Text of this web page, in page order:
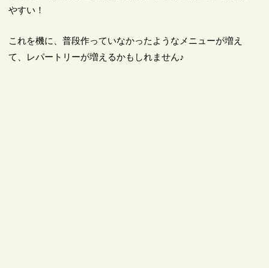
やすい！
これを機に、普段作っていなかったようなメニューが増え
て、レパートリーが増えるかもしれません♪